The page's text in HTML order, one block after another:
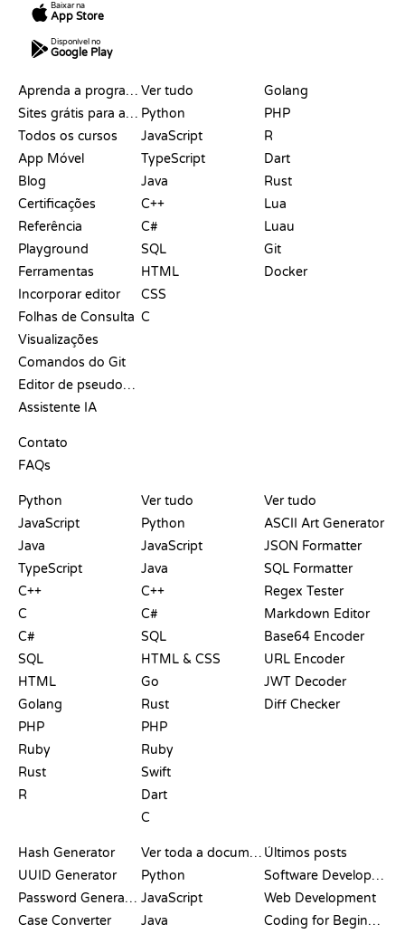
Baixar na
App Store
Disponível no
Google Play
Aprenda a programar
Sites grátis para aprender a programar
Todos os cursos
App Móvel
Blog
Certificações
Referência
Playground
Ferramentas
Incorporar editor
Folhas de Consulta
Visualizações
Comandos do Git
Editor de pseudocódigo
Assistente IA
Contato
FAQs
Ver tudo
Python
JavaScript
TypeScript
Java
C++
C#
SQL
HTML
CSS
C
Golang
PHP
R
Dart
Rust
Lua
Luau
Git
Docker
Python
JavaScript
Java
TypeScript
C++
C
C#
SQL
HTML
Golang
PHP
Ruby
Rust
R
Ver tudo
Python
JavaScript
Java
C++
C#
SQL
HTML & CSS
Go
Rust
PHP
Ruby
Swift
Dart
C
Ver tudo
ASCII Art Generator
JSON Formatter
SQL Formatter
Regex Tester
Markdown Editor
Base64 Encoder
URL Encoder
JWT Decoder
Diff Checker
Hash Generator
UUID Generator
Password Generator
Case Converter
Ver toda a documentação
Python
JavaScript
Java
Últimos posts
Software Development
Web Development
Coding for Beginners